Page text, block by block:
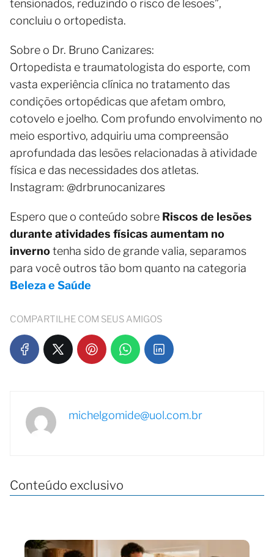
tensionados, reduzindo o risco de lesões”,
concluiu o ortopedista.
Sobre o Dr. Bruno Canizares:
Ortopedista e traumatologista do esporte, com
vasta experiência clínica no tratamento das
condições ortopédicas que afetam ombro,
cotovelo e joelho. Com profundo envolvimento no
meio esportivo, adquiriu uma compreensão
aprofundada das lesões relacionadas à atividade
física e das necessidades dos atletas.
Instagram: @drbrunocanizares
Espero que o conteúdo sobre Riscos de lesões
durante atividades físicas aumentam no
invernotenha sido de grande valia, separamos
para você outros tão bom quanto na categoria
Beleza e Saúde
COMPARTILHE COM SEUS AMIGOS
michelgomide@uol.com.br
Conteúdo exclusivo